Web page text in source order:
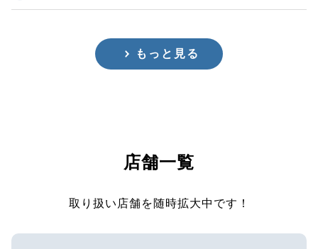
もっと見る
店舗一覧
取り扱い店舗を随時拡大中です！